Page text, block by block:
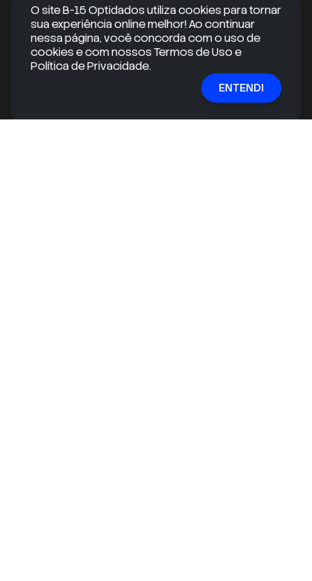
Suporte
Android
O site B-15 Optidados utiliza cookies para tornar
sua experiência online melhor! Ao continuar
nessa página, você concorda com o uso de
cookies e com nossos Termos de Uso e
Política de Privacidade.
ENTENDI